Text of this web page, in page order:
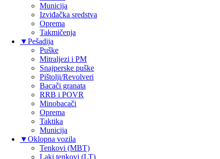
Municija
Izviđačka sredstva
Oprema
Takmičenja
▼Pešadija
Puške
Mitraljezi i PM
Snajperske puške
Pištolji/Revolveri
Bacači granata
RRB i POVR
Minobacači
Oprema
Taktika
Municija
▼Oklopna vozila
Tenkovi (MBT)
Laki tenkovi (LT)